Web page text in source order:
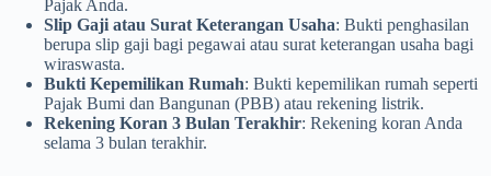
Pajak Anda.
Slip Gaji atau Surat Keterangan Usaha: Bukti penghasilan
berupa slip gaji bagi pegawai atau surat keterangan usaha bagi
wiraswasta.
Bukti Kepemilikan Rumah: Bukti kepemilikan rumah seperti
Pajak Bumi dan Bangunan (PBB) atau rekening listrik.
Rekening Koran 3 Bulan Terakhir: Rekening koran Anda
selama 3 bulan terakhir.